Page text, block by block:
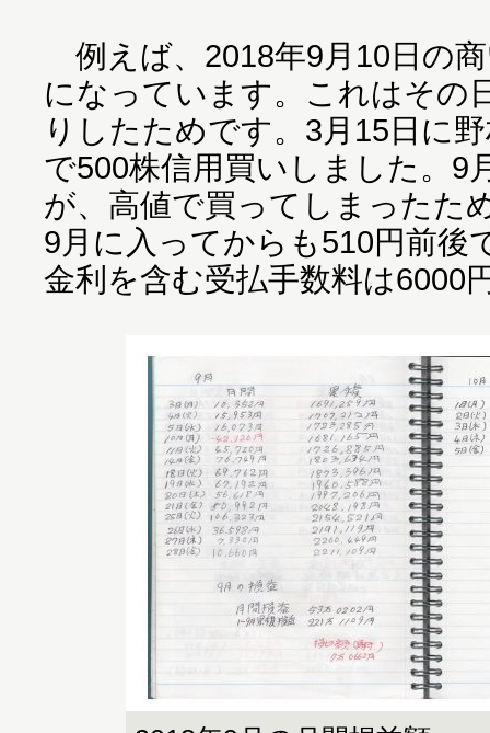
例えば、2018年9月10日の
になっています。これはその
りしたためです。3月15日に
で500株信用買いしました。9
が、高値で買ってしまったた
9月に入ってからも510円前後
金利を含む受払手数料は6000